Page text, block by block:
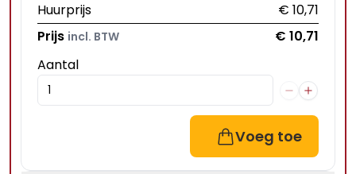
Huurprijs
€ 10,71
Prijs incl. BTW
€ 10,71
Aantal
Voeg toe